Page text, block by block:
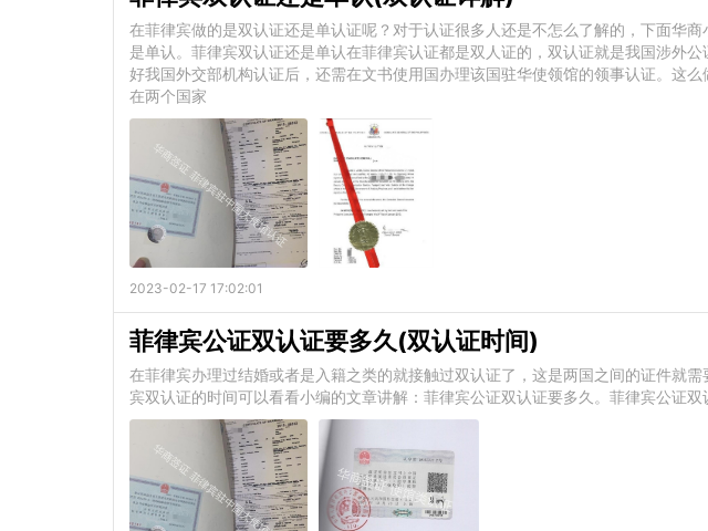
在菲律宾做的是双认证还是单认证呢？对于认证很多人还是不怎么了解的，下面华
是单认。菲律宾双认证还是单认在菲律宾认证都是双人证的，双认证就是我国涉外
好我国外交部机构认证后，还需在文书使用国办理该国驻华使领馆的领事认证。这
在两个国家
2023-02-17 17:02:01
菲律宾公证双认证要多久(双认证时间)
在菲律宾办理过结婚或者是入籍之类的就接触过双认证了，这是两国之间的证件就
宾双认证的时间可以看看小编的文章讲解：菲律宾公证双认证要多久。菲律宾公证双